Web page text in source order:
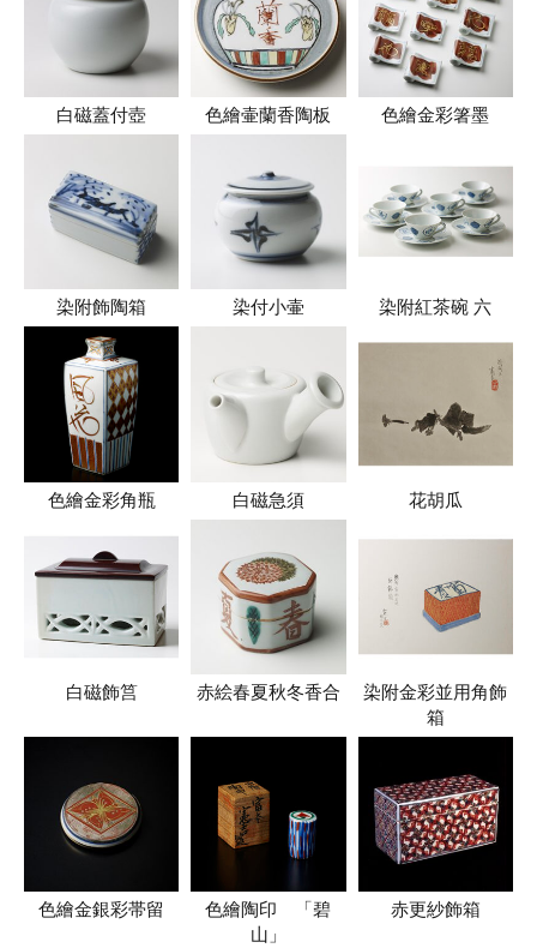
白磁蓋付壺 色繪壷蘭香陶板 色繪金彩箸墨
染附飾陶箱 染付小壷 染附紅茶碗 六
色繪金彩角瓶 白磁急須 花胡瓜
白磁飾筥 赤絵春夏秋冬香合
染附金彩並用角飾
箱
色繪金銀彩帯留
色繪陶印 「碧
山」
赤更紗飾箱